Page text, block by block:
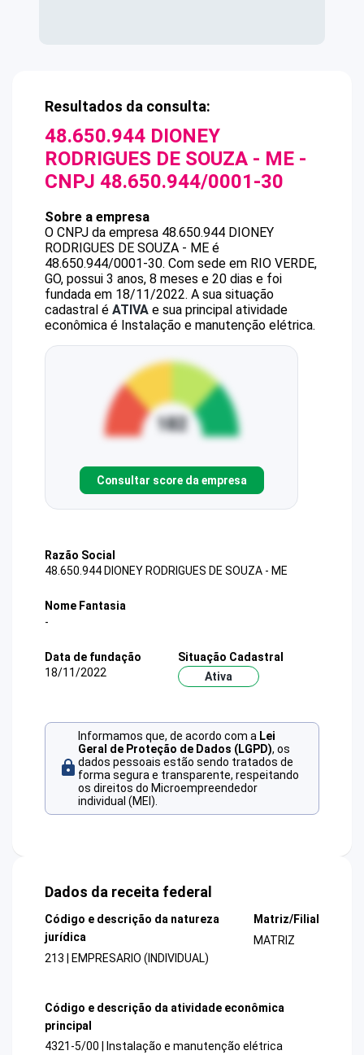
Resultados da consulta:
48.650.944 DIONEY
RODRIGUES DE SOUZA - ME -
CNPJ 48.650.944/0001-30
Sobre a empresa
O CNPJ da empresa 48.650.944 DIONEY
RODRIGUES DE SOUZA - ME é
48.650.944/0001-30. Com sede em RIO VERDE,
GO, possui 3 anos, 8 meses e 20 dias e foi
fundada em 18/11/2022. A sua situação
cadastral é ATIVA e sua principal atividade
econômica é Instalação e manutenção elétrica.
Consultar score da empresa
Razão Social
48.650.944 DIONEY RODRIGUES DE SOUZA - ME
Nome Fantasia
-
Data de fundação
18/11/2022
Situação Cadastral
Ativa
Informamos que, de acordo com a Lei
Geral de Proteção de Dados (LGPD), os
dados pessoais estão sendo tratados de
forma segura e transparente, respeitando
os direitos do Microempreendedor
individual (MEI).
Dados da receita federal
Código e descrição da natureza
jurídica
213 | EMPRESARIO (INDIVIDUAL)
Matriz/Filial
MATRIZ
Código e descrição da atividade econômica
principal
4321-5/00 | Instalação e manutenção elétrica